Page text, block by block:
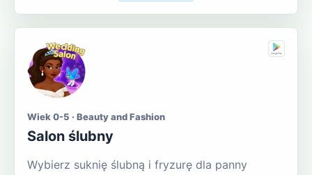
Wiek 0-5 · Beauty and Fashion
Salon ślubny
Wybierz suknię ślubną i fryzurę dla panny